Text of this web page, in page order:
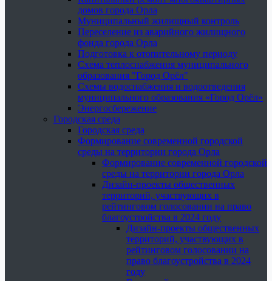
домов города Орла
Муниципальный жилищный контроль
Переселение из аварийного жилищного
фонда города Орла
Подготовка к отопительному периоду
Схема теплоснабжения муниципального
образования "Город Орёл"
Схемы водоснабжения и водоотведения
муниципального образования «Город Орёл»
Энергосбережение
Городская среда
Городская среда
Формирование современной городской
среды на территории города Орла
Формирование современной городской
среды на территории города Орла
Дизайн-проекты общественных
территорий, участвующих в
рейтинговом голосовании на право
благоустройства в 2024 году
Дизайн-проекты общественных
территорий, участвующих в
рейтинговом голосовании на
право благоустройства в 2024
году